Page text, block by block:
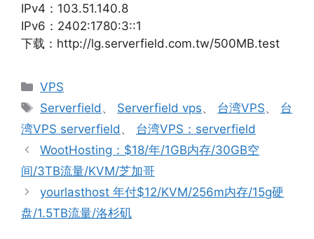
IPv4：103.51.140.8
IPv6：2402:1780:3::1
下载：http://lg.serverfield.com.tw/500MB.test
分
类
VPS
标
签
Serverfield 、 Serverfield vps、 台湾VPS、 台
湾VPS serverfield 、 台湾VPS：serverfield
WootHosting：$18/年/1GB内存/30GB空
间/3TB流量/KVM/芝加哥
yourlasthost 年付$12/KVM/256m内存/15g硬
盘/1.5TB流量/洛杉矶